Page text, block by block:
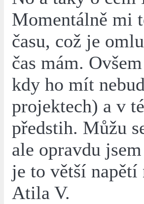
Momentálně mi
času, což je
čas mám.
kdy ho mít
projektech) a v
předstih. Můžu
ale opravdu
je to větší napětí
Atila V.